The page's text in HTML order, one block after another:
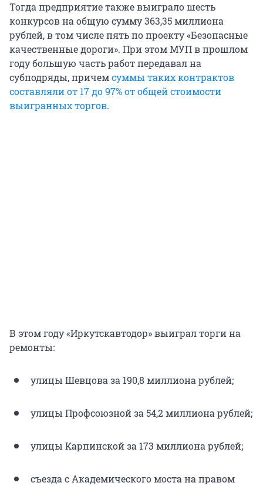
Тогда предприятие также выиграло шесть
конкурсов на общую сумму 363,35 миллиона
рублей, в том числе пять по проекту «Безопасные
качественные дороги». При этом МУП в прошлом
году большую часть работ передавал на
субподряды, причемсуммы таких контрактов
составляли от 17 до 97% от общей стоимости
выигранных торгов.
В этом году «Иркутскавтодор» выиграл торги на
ремонты:
улицы Шевцова за 190,8 миллиона рублей;
улицы Профсоюзной за 54,2 миллиона рублей;
улицы Карпинской за 173 миллиона рублей;
съезда с Академического моста на правом